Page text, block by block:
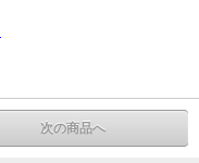
次の商品へ